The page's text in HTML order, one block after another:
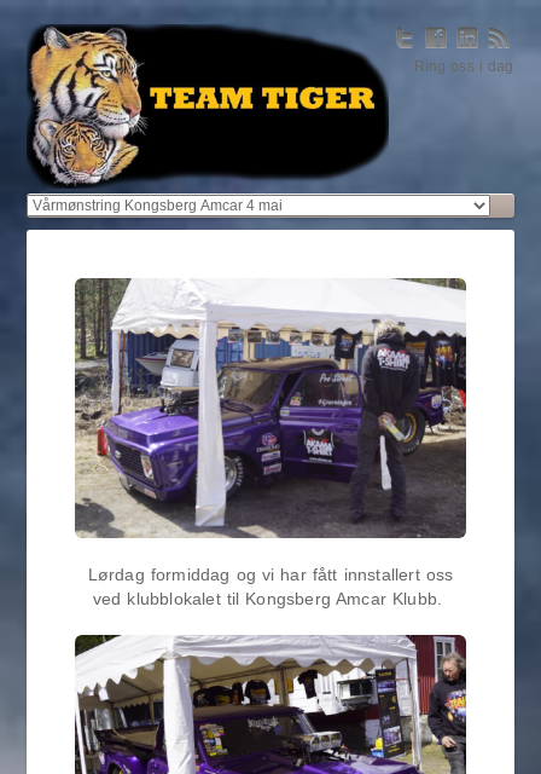
Ring oss i dag
Lørdag formiddag og vi har fått innstallert oss
ved klubblokalet til Kongsberg Amcar Klubb.